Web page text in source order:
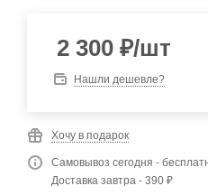
2 300 ₽/шт
Нашли дешевле?
Хочу в подарок
Самовывоз сегодня -
Доставка завтра - 390 ₽